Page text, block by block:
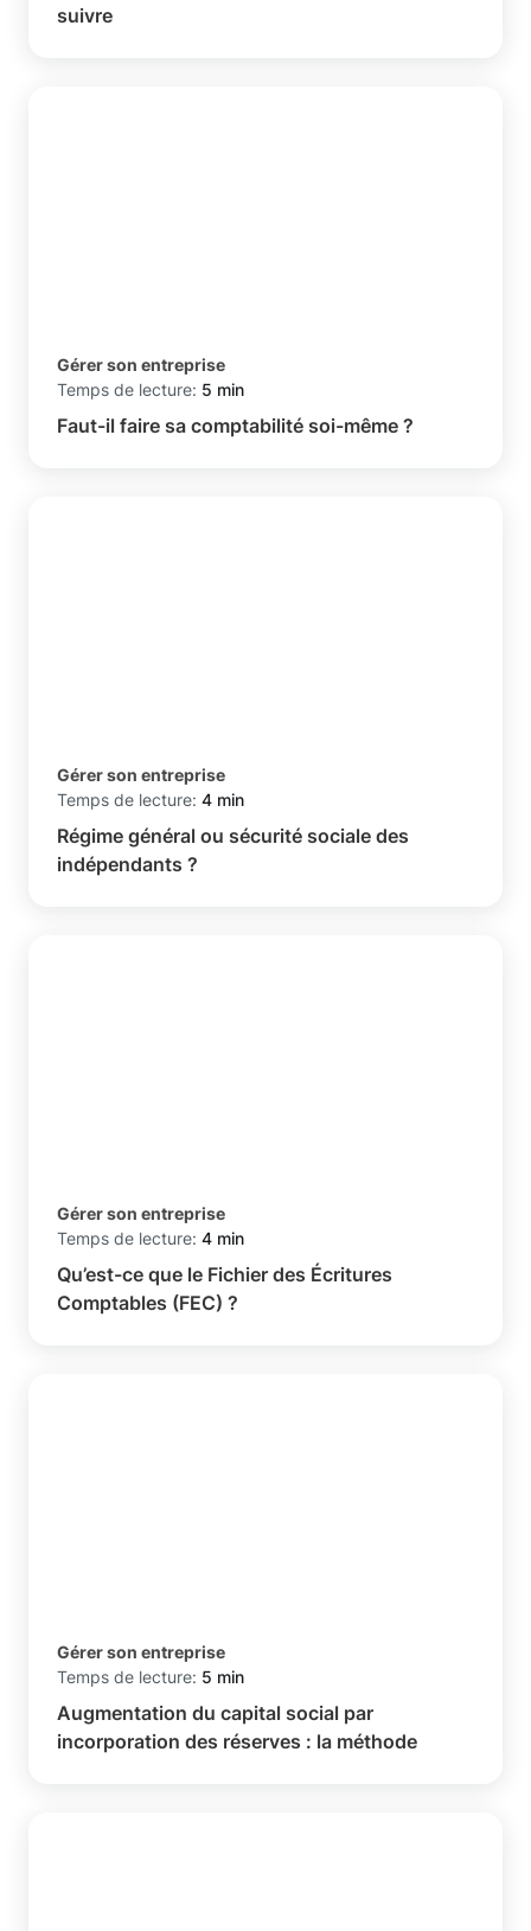
suivre
Gérer son entreprise
Temps de lecture: 5 min
Faut-il faire sa comptabilité soi-même ?
Gérer son entreprise
Temps de lecture: 4 min
Régime général ou sécurité sociale des
indépendants ?
Gérer son entreprise
Temps de lecture: 4 min
Qu’est-ce que le Fichier des Écritures
Comptables (FEC) ?
Gérer son entreprise
Temps de lecture: 5 min
Augmentation du capital social par
incorporation des réserves : la méthode